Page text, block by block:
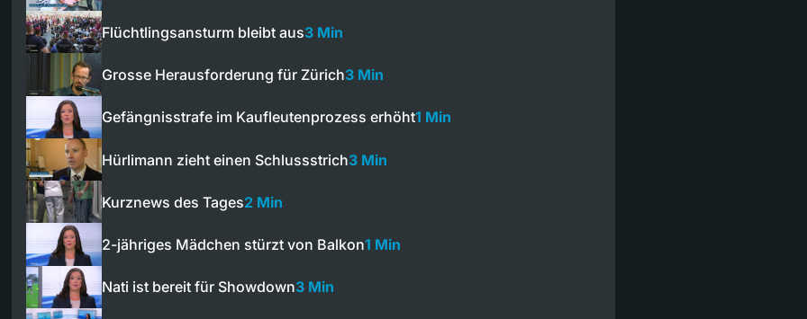
Flüchtlingsansturm bleibt aus3 Min
Grosse Herausforderung für Zürich3 Min
Gefängnisstrafe im Kaufleutenprozess erhöht1 Min
Hürlimann zieht einen Schlussstrich3 Min
Kurznews des Tages2 Min
2-jähriges Mädchen stürzt von Balkon1 Min
Nati ist bereit für Showdown3 Min